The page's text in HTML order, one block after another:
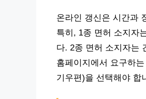
온라인 갱신은 시간과
특히, 1종 면허 소지자
다. 2종 면허 소지자는
홈페이지에서 요구하
기우편)을 선택해야 합